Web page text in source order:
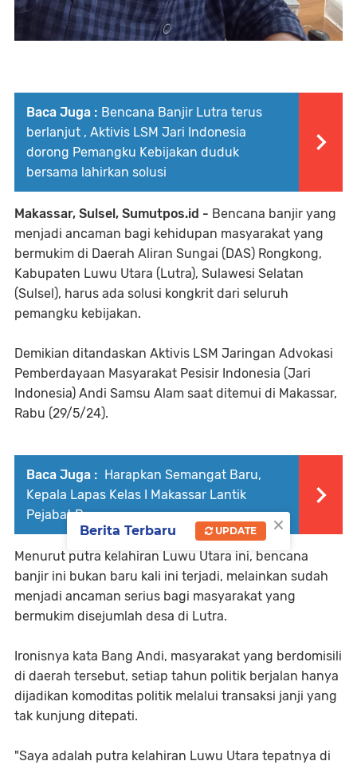
Baca Juga : Bencana Banjir Lutra terus
berlanjut , Aktivis LSM Jari Indonesia
dorong Pemangku Kebijakan duduk
bersama lahirkan solusi
Makassar, Sulsel, Sumutpos.id - Bencana banjir yang
menjadi ancaman bagi kehidupan masyarakat yang
bermukim di Daerah Aliran Sungai (DAS) Rongkong,
Kabupaten Luwu Utara (Lutra), Sulawesi Selatan
(Sulsel), harus ada solusi kongkrit dari seluruh
pemangku kebijakan.
Demikian ditandaskan Aktivis LSM Jaringan Advokasi
Pemberdayaan Masyarakat Pesisir Indonesia (Jari
Indonesia) Andi Samsu Alam saat ditemui di Makassar,
Rabu (29/5/24).
Baca Juga : Harapkan Semangat Baru,
Kepala Lapas Kelas I Makassar Lantik
Pejabat Baru
Menurut putra kelahiran Luwu Utara ini, bencana
banjir ini bukan baru kali ini terjadi, melainkan sudah
menjadi ancaman serius bagi masyarakat yang
bermukim disejumlah desa di Lutra.
Ironisnya kata Bang Andi, masyarakat yang berdomisili
di daerah tersebut, setiap tahun politik berjalan hanya
dijadikan komoditas politik melalui transaksi janji yang
tak kunjung ditepati.
"Saya adalah putra kelahiran Luwu Utara tepatnya di
×
Berita Terbaru UPDATE